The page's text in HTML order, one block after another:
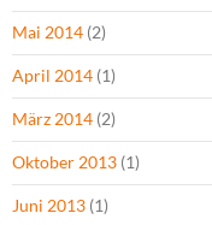
Mai 2014 (2)
April 2014 (1)
März 2014 (2)
Oktober 2013 (1)
Juni 2013 (1)